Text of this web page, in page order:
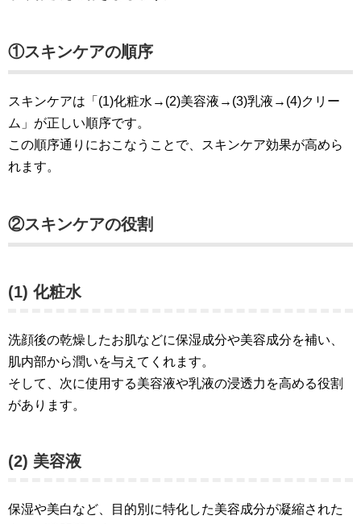
①スキンケアの順序
スキンケアは「(1)化粧水→(2)美容液→(3)乳液→(4)クリー
ム」が正しい順序です。
この順序通りにおこなうことで、スキンケア効果が高めら
れます。
②スキンケアの役割
(1) 化粧水
洗顔後の乾燥したお肌などに保湿成分や美容成分を補い、
肌内部から潤いを与えてくれます。
そして、次に使用する美容液や乳液の浸透力を高める役割
があります。
(2) 美容液
保湿や美白など、目的別に特化した美容成分が凝縮された